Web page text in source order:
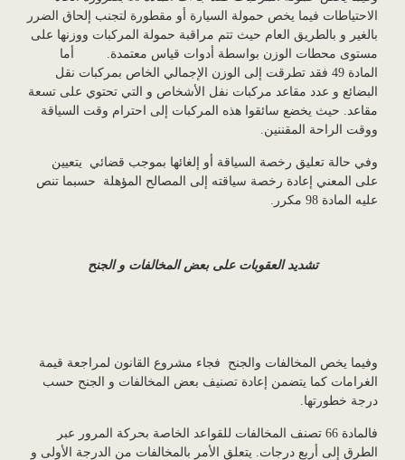
الاحتياطات فيما يخص حمولة السيارة أو مقطورة لتجنب إلحاق الضرر
بالغير و بالطريق العام حيث تتم مراقبة حمولة المركبات ووزنها على
مستوى محطات الوزن بواسطة أدوات قياس معتمدة. أما
المادة 49 فقد تطرقت إلى الوزن الإجمالي الخاص بمركبات نقل
البضائع و عدد مقاعد مركبات نفل الأشخاص و التي تحتوي على تسعة
مقاعد. حيث يخضع سائقوا هذه المركبات إلى احترام وقت السياقة
ووقت الراحة المقننين.
وفي حالة تعليق رخصة السياقة أو إلغائها بموجب قضائي يتعيين
على المعني إعادة رخصة سياقته إلى المصالح المؤهلة حسبما تنص
عليه المادة 98 مكرر.
تشديد العقوبات على بعض المخالفات و الجنح
وفيما يخص المخالفات والجنح فجاء مشروع القانون لمراجعة قيمة
الغرامات كما يتضمن إعادة تصنيف بعض المخالفات و الجنح حسب
درجة خطورتها.
فالمادة 66 تصنف المخالفات للقواعد الخاصة بحركة المرور عبر
الطرق إلى أربع درجات. يتعلق الأمر بالمخالفات من الدرجة الأولى و